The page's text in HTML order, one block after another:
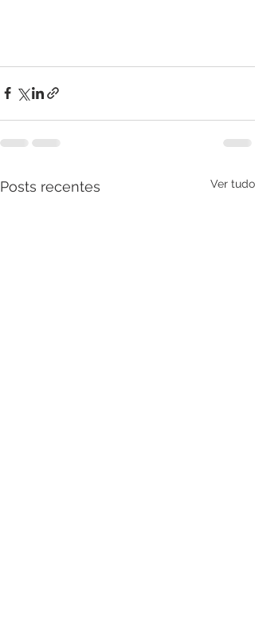
Posts recentes Ver tudo